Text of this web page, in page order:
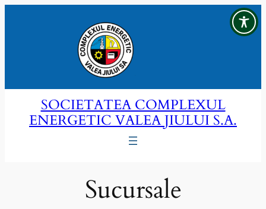
SOCIETATEA COMPLEXUL
ENERGETIC VALEA JIULUI S.A.
Sucursale